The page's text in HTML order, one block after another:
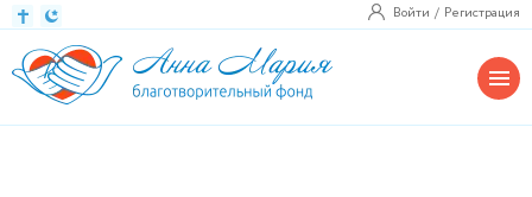
Войти Регистрация